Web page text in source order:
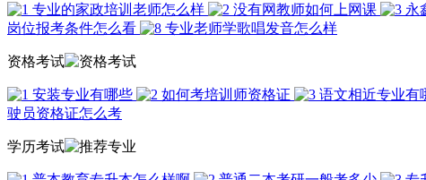
专业的家政培训老师怎么样 没有网教师如何上网课 永
岗位报考条件怎么看
专业老师学歌唱发音怎么样
资格考试
安装专业有哪些 如何考培训师资格证 语文相近专业有
驶员资格证怎么考
学历考试